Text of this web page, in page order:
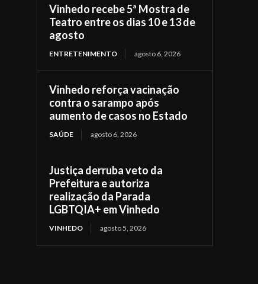
Vinhedo recebe 5ª Mostra de
Teatro entre os dias 10 e 13 de
agosto
ENTRETENIMENTO agosto 6, 2026
Vinhedo reforça vacinação
contra o sarampo após
aumento de casos no Estado
SAÚDE agosto 6, 2026
Justiça derruba veto da
Prefeitura e autoriza
realização da Parada
LGBTQIA+ em Vinhedo
VINHEDO agosto 5, 2026